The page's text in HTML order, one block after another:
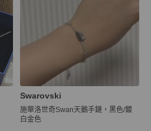
Swarovski
施華洛世奇Swan天鵝手鏈，黑色/鍍
白金色